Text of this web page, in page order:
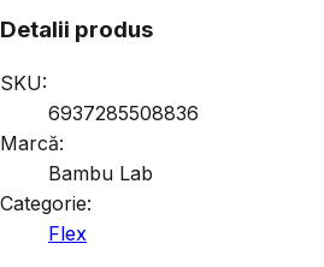
Detalii produs
SKU:
6937285508836
Marcă:
Bambu Lab
Categorie:
Flex